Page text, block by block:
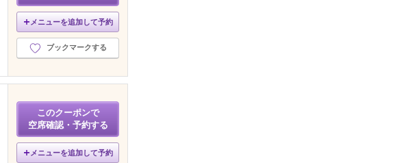
メニューを追加して予約
ブックマークする
このクーポンで
空席確認・予約する
メニューを追加して予約